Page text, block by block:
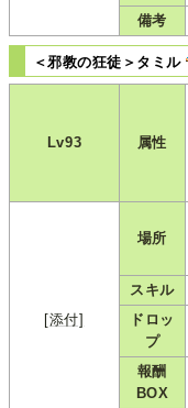
備考
＜邪教の狂徒＞タミル
Lv93 属性
[添付]
場所
スキル
ドロッ
プ
報酬
BOX